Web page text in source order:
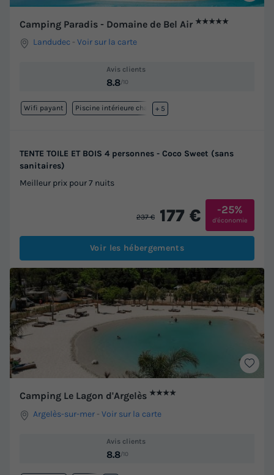
Camping Paradis - Domaine de Bel Air ★★★★★
Landudec -Voir sur la carte
Avis clients
8.8/10
Wifi payant Piscine intérieure chauffée
+ 5
TENTE TOILE ET BOIS 4 personnes - Coco Sweet (sans
sanitaires)
Meilleur prix pour 7 nuits
237 € 177 € -25%
d'économie
Voir les hébergements
Camping Le Lagon d'Argelès ★★★★
Argelès-sur-mer -Voir sur la carte
Avis clients
8.8/10